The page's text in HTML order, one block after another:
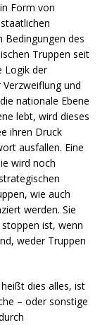
Form von
Bedingungen des
Truppen seit
Logik der
und
nationale Ebene
lebt, wird dieses
ihren Druck
ausfallen. Eine
wird noch
wie auch
werden. Sie
ist, wenn
weder Truppen
dies alles, ist
– oder sonstige